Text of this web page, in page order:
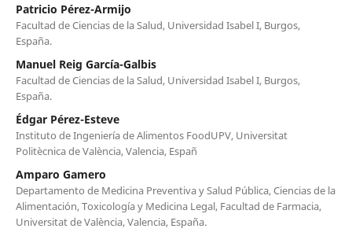
Patricio Pérez-Armijo
Facultad de Ciencias de la Salud, Universidad Isabel I, Burgos,
España.
Manuel Reig García-Galbis
Facultad de Ciencias de la Salud, Universidad Isabel I, Burgos,
España.
Édgar Pérez-Esteve
Instituto de Ingeniería de Alimentos FoodUPV, Universitat
Politècnica de València, Valencia, Españ
Amparo Gamero
Departamento de Medicina Preventiva y Salud Pública, Ciencias de la
Alimentación, Toxicología y Medicina Legal, Facultad de Farmacia,
Universitat de València, Valencia, España.